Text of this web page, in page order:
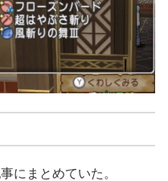
にまとめていた。